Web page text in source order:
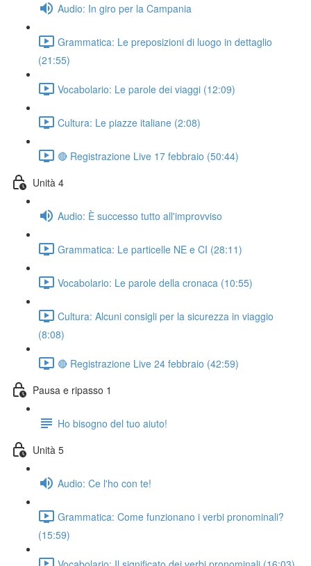
Audio: In giro per la Campania
Grammatica: Le preposizioni di luogo in dettaglio
(21:55)
Vocabolario: Le parole dei viaggi (12:09)
Cultura: Le piazze italiane (2:08)
🔴 Registrazione Live 17 febbraio (50:44)
Unità 4
Audio: È successo tutto all'improvviso
Grammatica: Le particelle NE e CI (28:11)
Vocabolario: Le parole della cronaca (10:55)
Cultura: Alcuni consigli per la sicurezza in viaggio
(8:08)
🔴 Registrazione Live 24 febbraio (42:59)
Pausa e ripasso 1
Ho bisogno del tuo aiuto!
Unità 5
Audio: Ce l'ho con te!
Grammatica: Come funzionano i verbi pronominali?
(15:59)